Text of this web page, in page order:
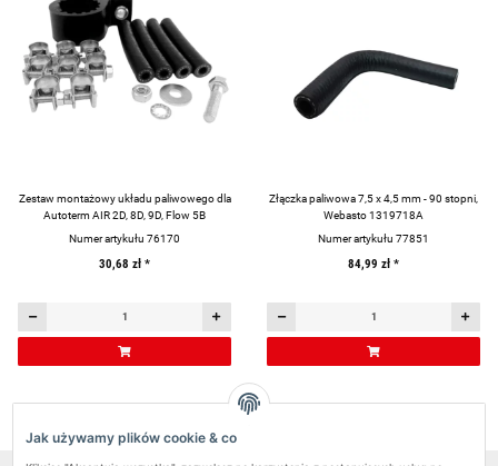
Zestaw montażowy układu paliwowego dla
Autoterm AIR 2D, 8D, 9D, Flow 5B
Numer artykułu 76170
30,68 zł *
Złączka paliwowa 7,5 x 4,5 mm - 90 stopni,
Webasto 1319718A
Numer artykułu 77851
84,99 zł *
Artykuł 1 - 12 z 12
Jak używamy plików cookie & co